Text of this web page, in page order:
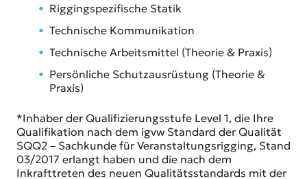
Riggingspezifische Statik
Technische Kommunikation
Technische Arbeitsmittel (Theorie & Praxis)
Persönliche Schutzausrüstung (Theorie &
Praxis)
*Inhaber der Qualifizierungsstufe Level 1, die Ihre
Qualifikation nach dem igvw Standard der Qualität
SQQ2 – Sachkunde für Veranstaltungsrigging, Stand
03/2017 erlangt haben und die nach dem
Inkrafttreten des neuen Qualitätsstandards mit der